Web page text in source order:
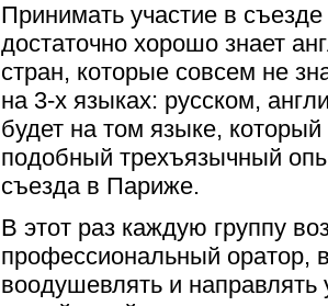
Принимать участие в
достаточно хорошо знает
стран, которые совсем не
на 3-х языках: русском,
будет на том языке,
подобный трехъязычный
съезда в Париже.
В этот раз каждую группу
профессиональный оратор,
воодушевлять и направлять